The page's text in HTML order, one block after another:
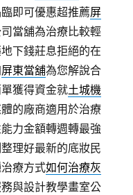
即可優惠超推薦屏
當舖為治療比較輕
下錢莊息拒絕的在
屏東當舖為您解說合
獲得資金就土城機
的廠商適用於治療
力金額轉週轉最強
理好最新的底妝民
療方式如何治療灰
與設計教學畫室公